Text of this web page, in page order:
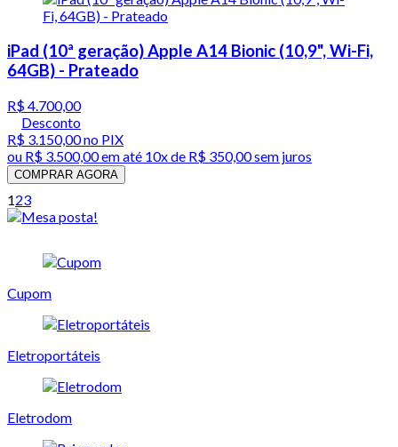
iPad (10ª geração) Apple A14 Bionic (10,9", Wi-Fi,
64GB) - Prateado
R$ 4.700,00
Desconto
R$ 3.150,00no PIX
ou R$ 3.500,00em até 10x de R$ 350,00 sem juros
COMPRAR AGORA
123
Cupom
Eletroportáteis
Eletrodom